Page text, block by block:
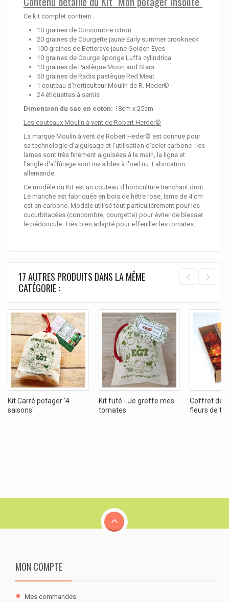
Ce kit complet contient :
10 graines de Concombre citron
20 graines de Courgette jaune Early summer crookneck
100 graines de Betterave jaune Golden Eyes
10 graines de Courge éponge Luffa cylindrica
10 graines de Pastèque Moon and Stars
50 graines de Radis pastèque Red Meat
1 couteau d'horticulteur Moulin de R. Heder©
24 étiquettes à semis
Dimension du sac en coton: 18cm x 25cm
Les couteaux Moulin à vent de Robert Herder©
La marque Moulin à vent de Robert Heder© est connue pour
sa technologie d’aiguisage et l’utilisation d’acier carbone : les
lames sont très finement aiguisées à la main, la ligne et
l'angle d'affûtage sont invisibles à l'oeil nu. Fabrication
allemande.
Ce modèle du Kit est un couteau d'horticulture tranchant droit.
Le manche est fabriquée en bois de hêtre rose, lame de 4 cm
est en carbone. Modèle utilisé tout particulièrement pour les
cucurbitacées (concombre, courgette) pour éviter de blesser
le pédoncule. Très bien adapté pour effeuiller les tomates.
17 AUTRES PRODUITS DANS LA MÊME
CATÉGORIE :
Kit Carré potager '4
saisons'
Kit futé - Je greffe mes
tomates
Coffret
fleurs de
MON COMPTE
Mes commandes